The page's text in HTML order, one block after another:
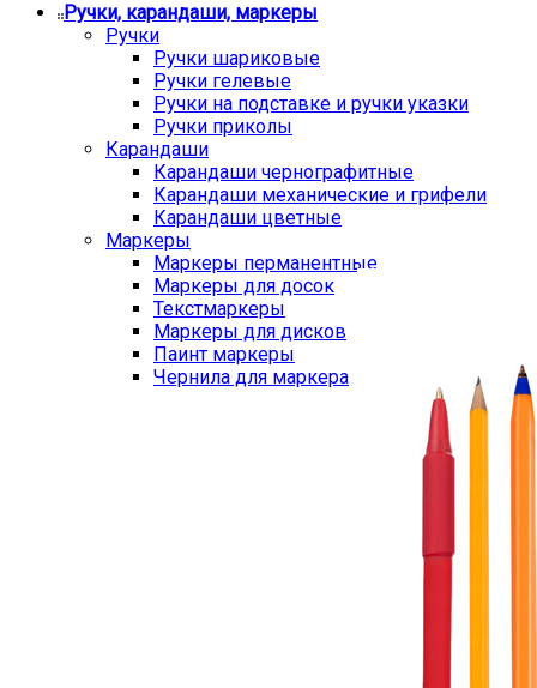
Ручки, карандаши, маркеры
Ручки
Ручки шариковые
Ручки гелевые
Ручки на подставке и ручки указки
Ручки приколы
Карандаши
Карандаши чернографитные
Карандаши механические и грифели
Карандаши цветные
Маркеры
Маркеры перманентные
Маркеры для досок
Текстмаркеры
Маркеры для дисков
Паинт маркеры
Чернила для маркера